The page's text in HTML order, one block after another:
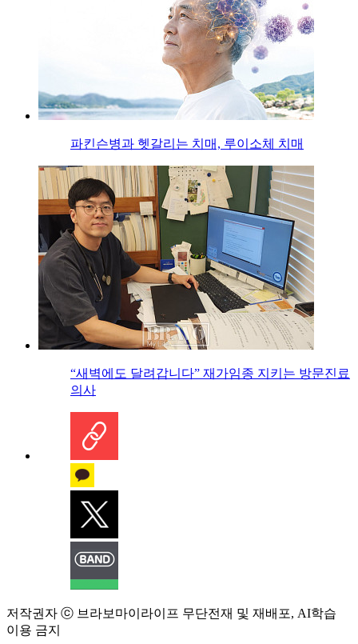
파킨슨병과 헷갈리는 치매, 루이소체 치매
“새벽에도 달려갑니다” 재가임종 지키는 방문진료
의사
저작권자 ⓒ 브라보마이라이프 무단전재 및 재배포, AI학습
이용 금지